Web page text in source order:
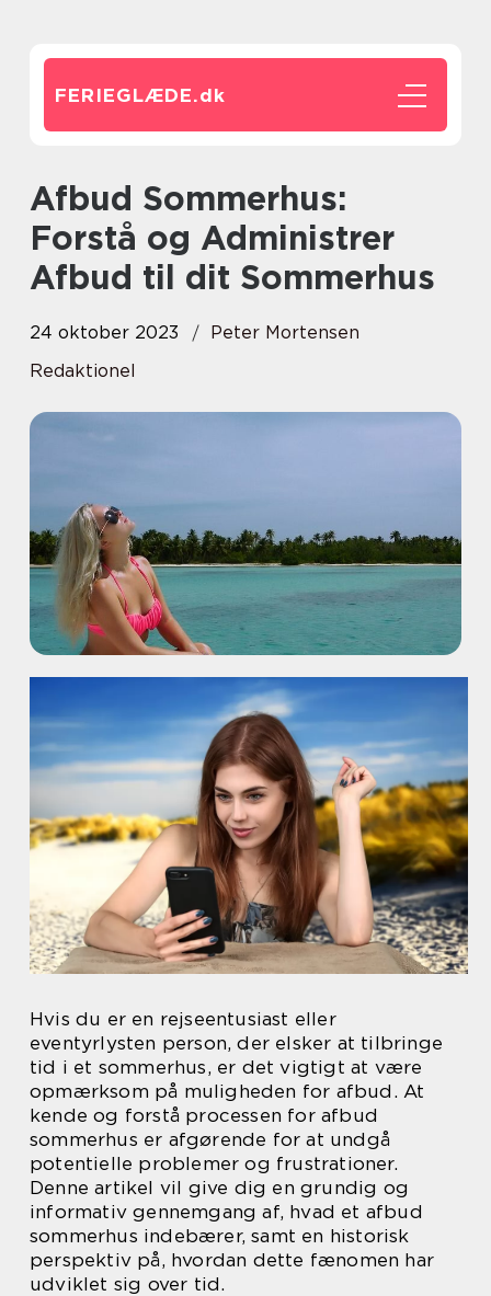
FERIEGLÆDE.dk
Afbud Sommerhus:
Forstå og Administrer
Afbud til dit Sommerhus
24 oktober 2023
Peter Mortensen
Redaktionel
Hvis du er en rejseentusiast eller
eventyrlysten person, der elsker at tilbringe
tid i et sommerhus, er det vigtigt at være
opmærksom på muligheden for afbud. At
kende og forstå processen for afbud
sommerhus er afgørende for at undgå
potentielle problemer og frustrationer.
Denne artikel vil give dig en grundig og
informativ gennemgang af, hvad et afbud
sommerhus indebærer, samt en historisk
perspektiv på, hvordan dette fænomen har
udviklet sig over tid.